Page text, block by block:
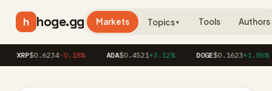
h hoge.gg Markets Topics▼ Tools Authors
$0.6234-0.18% ADA $0.4521+3.12% DOGE $0.1623+1.86%